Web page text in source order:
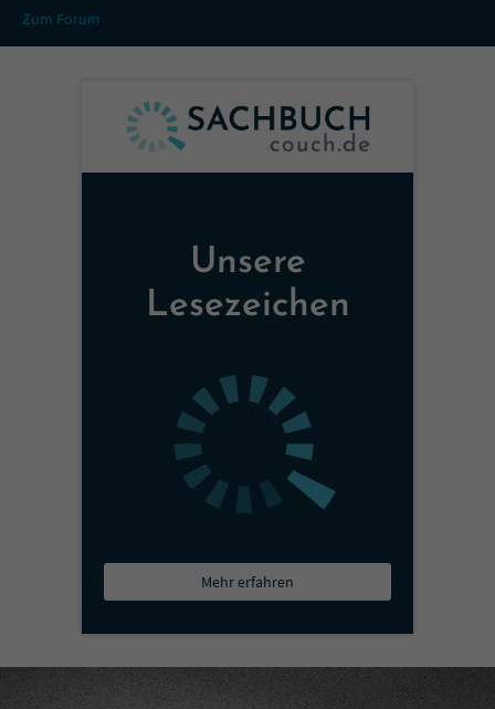
Zum Forum
Unsere
Lesezeichen
Mehr erfahren